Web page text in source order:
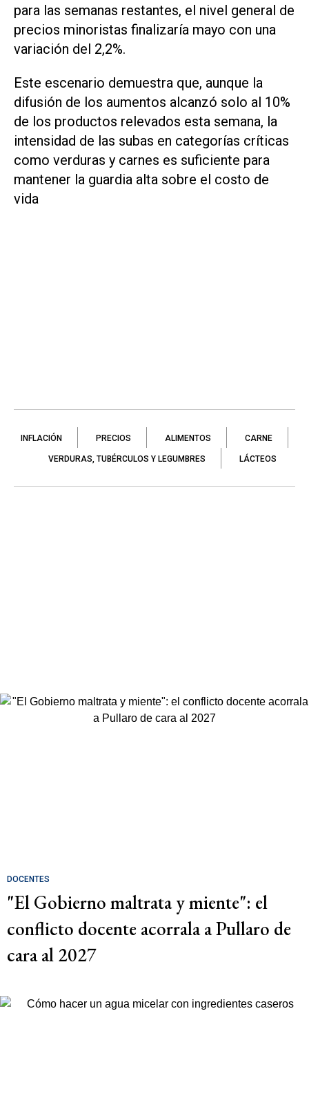
para las semanas restantes, el nivel general de
precios minoristas finalizaría mayo con una
variación del 2,2%.
Este escenario demuestra que, aunque la
difusión de los aumentos alcanzó solo al 10%
de los productos relevados esta semana, la
intensidad de las subas en categorías críticas
como verduras y carnes es suficiente para
mantener la guardia alta sobre el costo de
vida
INFLACIÓN PRECIOS ALIMENTOS CARNE
VERDURAS, TUBÉRCULOS Y LEGUMBRES LÁCTEOS
DOCENTES
"El Gobierno maltrata y miente": el
conflicto docente acorrala a Pullaro de
cara al 2027